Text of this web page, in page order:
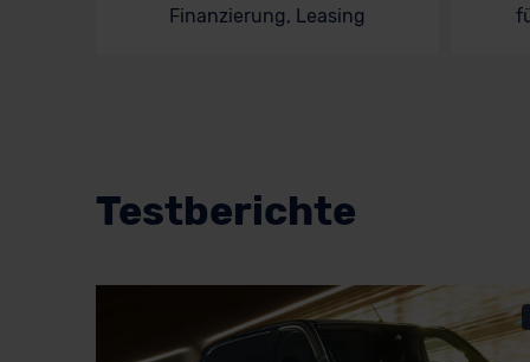
Finanzierung, Leasing
Testberichte